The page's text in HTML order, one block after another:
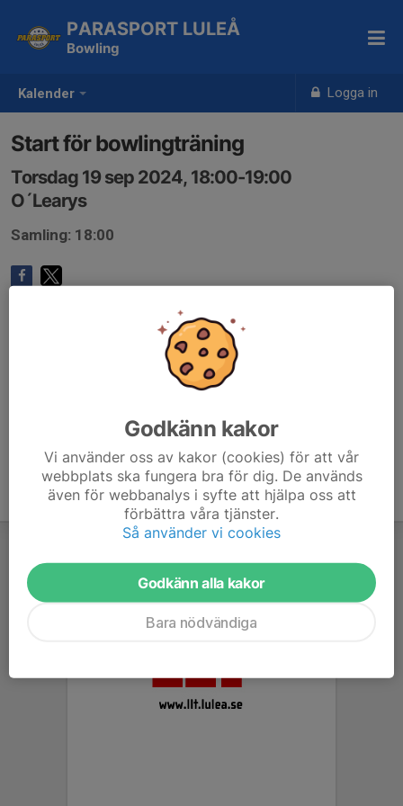
Kalender Logga in
PARASPORT LULEÅ
Bowling
Start för bowlingträning
Torsdag 19 sep 2024, 18:00-19:00
O´Learys
Samling: 18:00
Godkänn kakor
Vi använder oss av kakor (cookies) för att vår
webbplats ska fungera bra för dig. De används
även för webbanalys i syfte att hjälpa oss att
förbättra våra tjänster.
Så använder vi cookies
Godkänn alla kakor
Bara nödvändiga